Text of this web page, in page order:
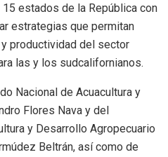
estados de la República con
estrategias que permitan
productividad del sector
las y los sudcalifornianos.
Nacional de Acuacultura y
Flores Nava y del
y Desarrollo Agropecuario
Beltrán, así como de